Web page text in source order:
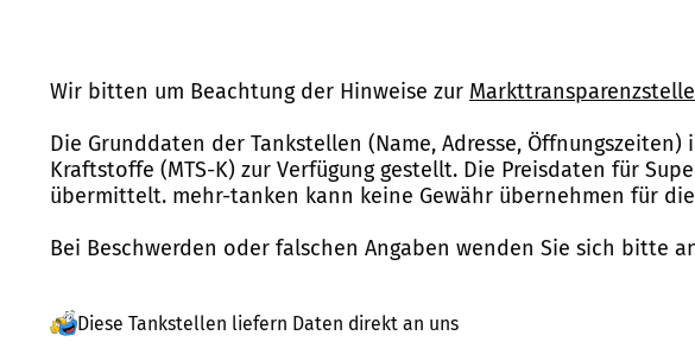
Wir bitten um Beachtung der Hinweise zur
Die Grunddaten der Tankstellen (Name, Adresse,
Kraftstoffe (MTS-K) zur Verfügung gestellt. Die Preisdaten für
übermittelt. mehr-tanken kann keine Gewähr übernehmen für
Bei Beschwerden oder falschen Angaben wenden Sie sich bitte
Diese Tankstellen liefern Daten direkt an uns